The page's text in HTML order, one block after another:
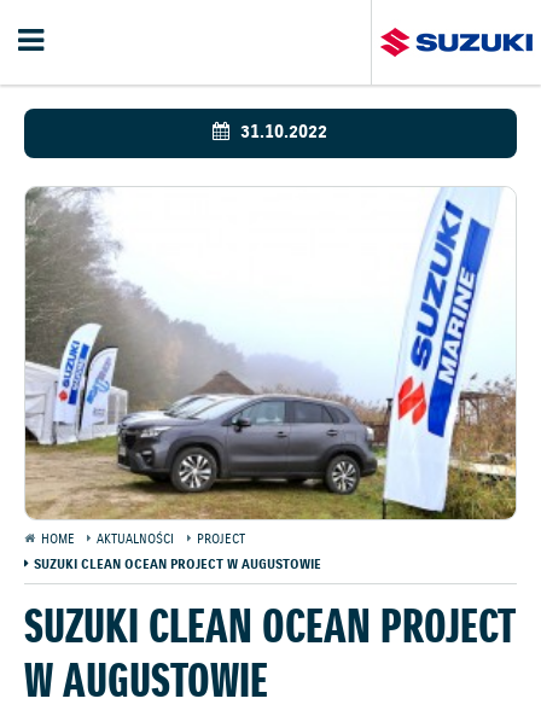
31.10.2022
HOME AKTUALNOŚCI
PROJECT
SUZUKI CLEAN OCEAN PROJECT W AUGUSTOWIE
SUZUKI CLEAN OCEAN PROJECT
W AUGUSTOWIE